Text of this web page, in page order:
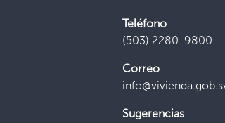
Teléfono
(503) 2280-9800
Correo
Sugerencias